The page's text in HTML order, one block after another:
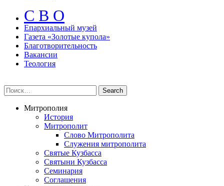
С В О
Епархиальный музeй
Газета «Золотые купола»
Благотворительность
Вакансии
Теология
Митрополия
История
Митрополит
Слово Митрополита
Служения митрополита
Святые Кузбасса
Святыни Кузбасса
Семинария
Соглашения